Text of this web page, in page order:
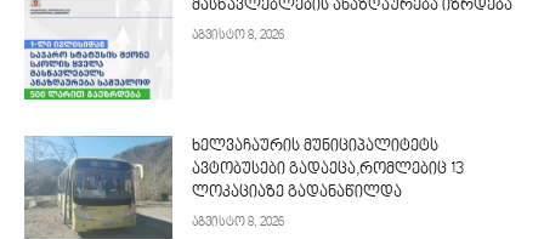
მასწავლებლების ანაზღაურება იზრდება
აგვისტო 8, 2026
ხელვაჩაურის მუნიციპალიტეტს
ავტობუსები გადაეცა,რომლებიც 13
ლოკაციაზე გადანაწილდა
აგვისტო 8, 2026